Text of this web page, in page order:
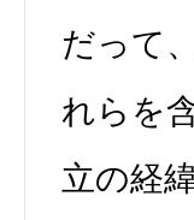
だって
れらを
立の経